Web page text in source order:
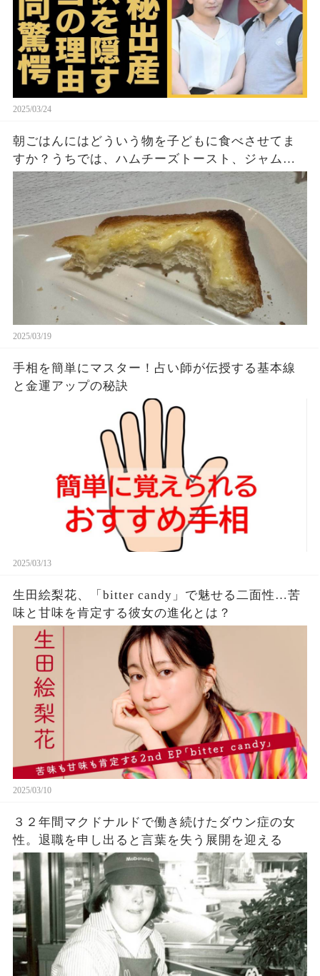
2025/03/24
朝ごはんにはどういう物を子どもに食べさせてま
すか？うちでは、ハムチーズトースト、ジャムト
ースト、ピーナッツバタートーストをよく作りま
す。やっぱこんなんダメよね…
2025/03/19
手相を簡単にマスター！占い師が伝授する基本線
と金運アップの秘訣
2025/03/13
生田絵梨花、「bitter candy」で魅せる二面性…苦
味と甘味を肯定する彼女の進化とは？
2025/03/10
３２年間マクドナルドで働き続けたダウン症の女
性。退職を申し出ると言葉を失う展開を迎える